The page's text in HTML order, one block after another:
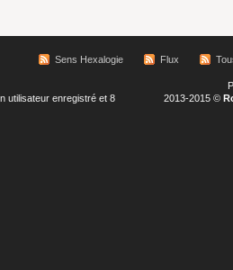
Sens Hexalogie Flux
utilisateur enregistré et 8
2013-2015 ©